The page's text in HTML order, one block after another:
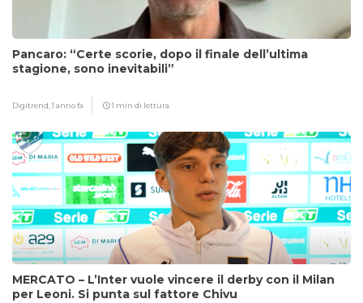
Pancaro: “Certe scorie, dopo il finale dell’ultima
stagione, sono inevitabili”
Digitrend,1 anno fa 1 min di lettura
MERCATO – L’Inter vuole vincere il derby con il Milan
per Leoni. Si punta sul fattore Chivu